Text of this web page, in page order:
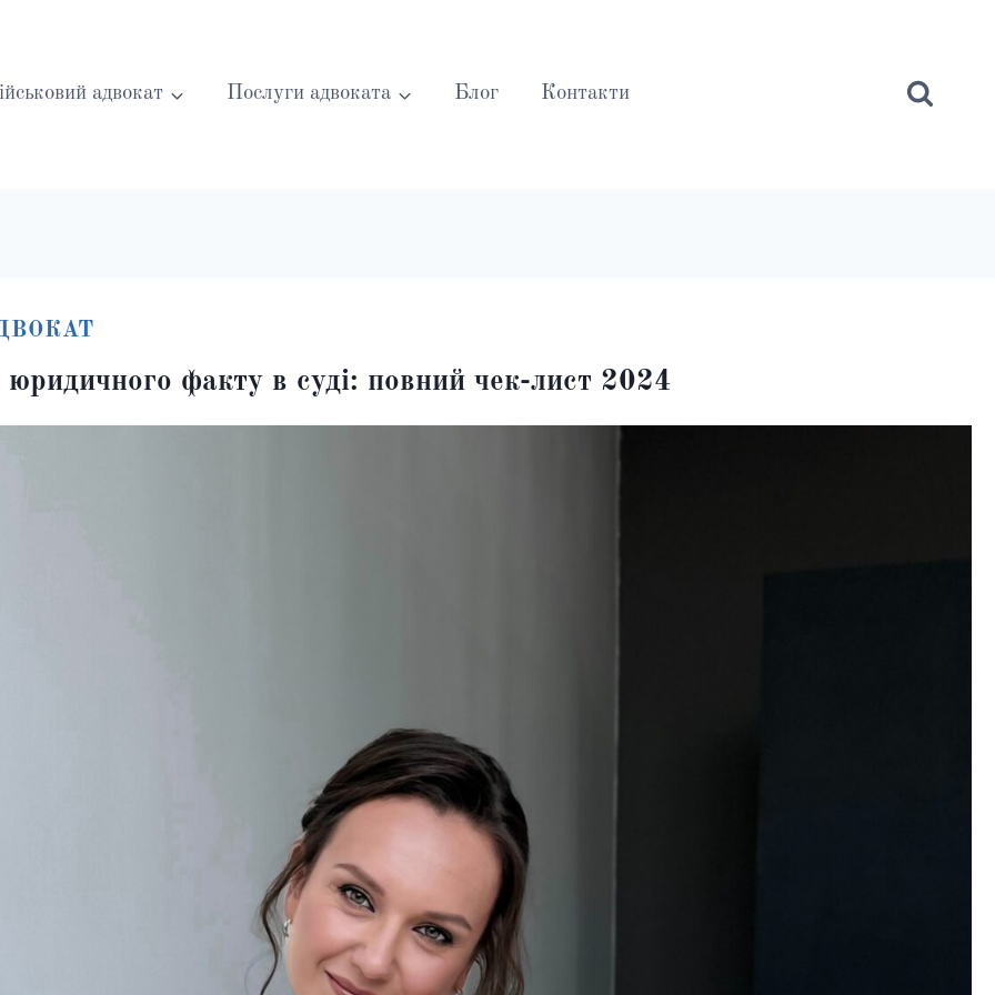
адвокат Послуги адвоката Блог Контакти
факту в суді: повний чек-лист 2024